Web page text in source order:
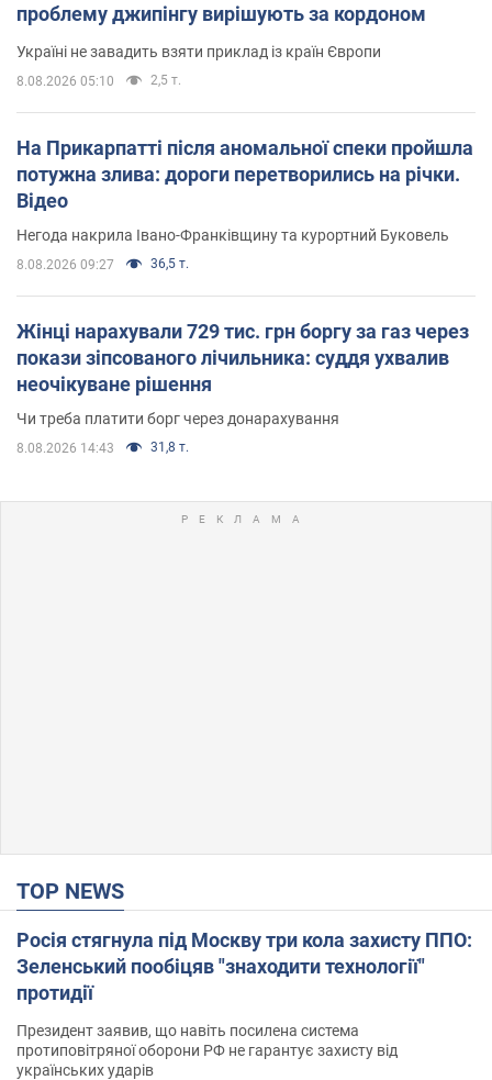
проблему джипінгу вирішують за кордоном
Україні не завадить взяти приклад із країн Європи
8.08.2026 05:10 2,5 т.
На Прикарпатті після аномальної спеки пройшла
потужна злива: дороги перетворились на річки.
Відео
Негода накрила Івано-Франківщину та курортний Буковель
8.08.2026 09:27 36,5 т.
Жінці нарахували 729 тис. грн боргу за газ через
покази зіпсованого лічильника: суддя ухвалив
неочікуване рішення
Чи треба платити борг через донарахування
8.08.2026 14:43 31,8 т.
TOP NEWS
Росія стягнула під Москву три кола захисту ППО:
Зеленський пообіцяв "знаходити технології"
протидії
Президент заявив, що навіть посилена система
протиповітряної оборони РФ не гарантує захисту від
українських ударів